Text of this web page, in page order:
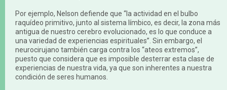
Por ejemplo, Nelson defiende que “la actividad en el bulbo
raquídeo primitivo, junto al sistema límbico, es decir, la zona más
antigua de nuestro cerebro evolucionado, es lo que conduce a
una variedad de experiencias espirituales”. Sin embargo, el
neurocirujano también carga contra los “ateos extremos”,
puesto que considera que es imposible desterrar esta clase de
experiencias de nuestra vida, ya que son inherentes a nuestra
condición de seres humanos.